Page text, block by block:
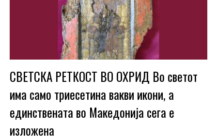
СВЕТСКА РЕТКОСТ ВО ОХРИД Во светот
има само триесетина вакви икони, а
единствената во Македонија сега е
изложена